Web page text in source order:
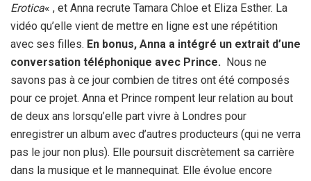
Erotica« , et Anna recrute Tamara Chloe et Eliza Esther. La
vidéo qu’elle vient de mettre en ligne est une répétition
avec ses filles. En bonus, Anna a intégré un extrait d’une
conversation téléphonique avec Prince. Nous ne
savons pas à ce jour combien de titres ont été composés
pour ce projet. Anna et Prince rompent leur relation au bout
de deux ans lorsqu’elle part vivre à Londres pour
enregistrer un album avec d’autres producteurs (qui ne verra
pas le jour non plus). Elle poursuit discrètement sa carrière
dans la musique et le mannequinat. Elle évolue encore